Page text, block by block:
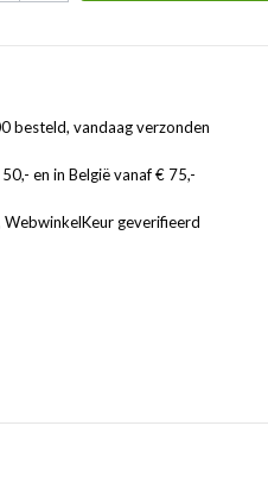
besteld, vandaag verzonden
en in België vanaf € 75,-
WebwinkelKeur geverifieerd